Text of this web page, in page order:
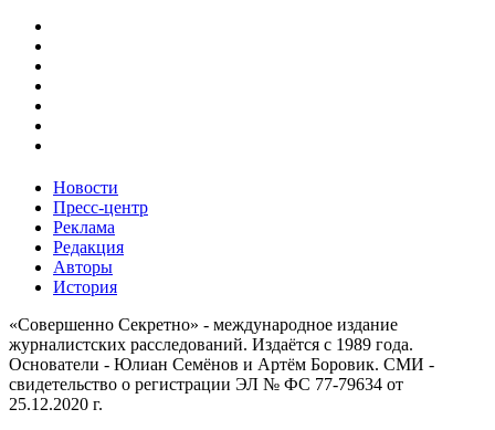
Новости
Пресс-центр
Реклама
Редакция
Авторы
История
«Совершенно Секретно» - международное издание
журналистских расследований. Издаётся с 1989 года.
Основатели - Юлиан Семёнов и Артём Боровик. CМИ -
свидетельство о регистрации ЭЛ № ФС 77-79634 от
25.12.2020 г.